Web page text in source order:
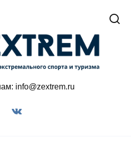
info@zextrem.ru